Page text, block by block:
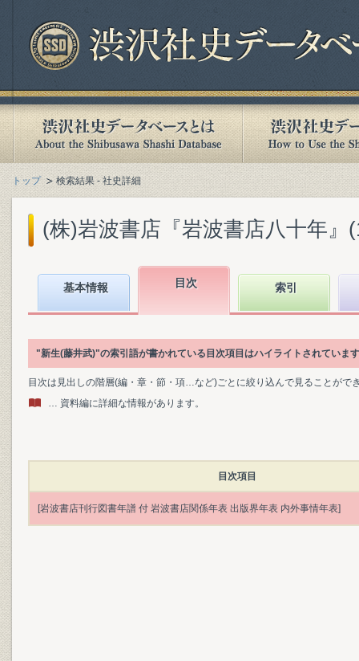
トップ 検索結果 - 社史詳細
(株)岩波書店『岩波書店八十年』
基本情報 目次 索引
"新生(藤井武)"の索引語が書かれている目次項目はハイライトされていま
目次は見出しの階層(編・章・節・項…など)ごとに絞り込んで見ることがで
… 資料編に詳細な情報があります。
目次項目
[岩波書店刊行図書年譜 付 岩波書店関係年表 出版界年表 内外事情年表]